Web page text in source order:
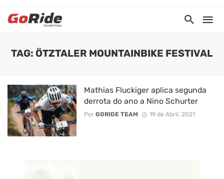
TAG: ÖTZTALER MOUNTAINBIKE FESTIVAL
Mathias Fluckiger aplica segunda
derrota do ano a Nino Schurter
Por GORIDE TEAM 19 de Abril, 2021